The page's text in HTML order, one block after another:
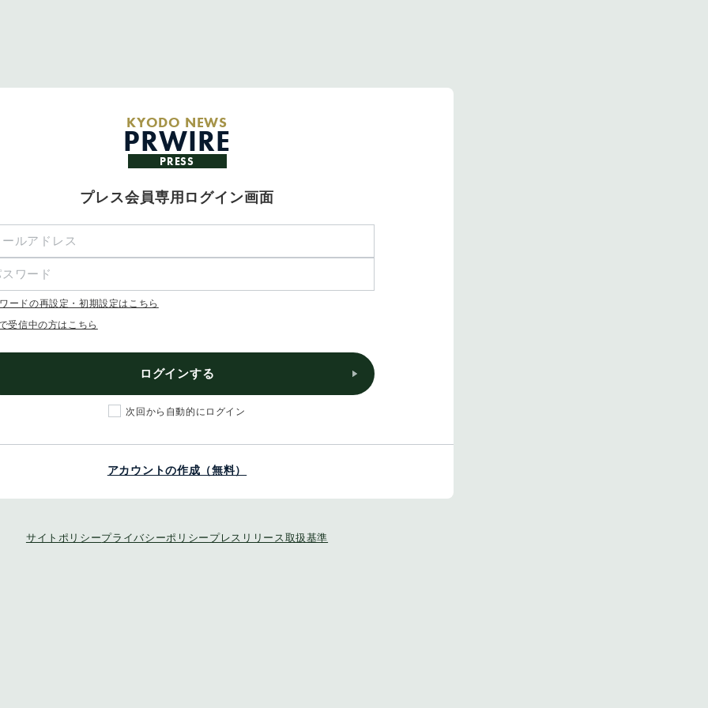
KYODO NEWS
PRWIRE
PRESS
プレス会員専用ログイン画面
ードの再設定・初期設定はこちら
受信中の方はこちら
ログインする
次回から自動的にログイン
アカウントの作成（無料）
サイトポリシープライバシーポリシー プレスリリース取扱基準